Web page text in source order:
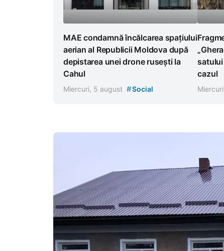
MAE condamnă încălcarea spațiului
aerian al Republicii Moldova după
depistarea unei drone rusești la
Cahul
Miercuri, 5 august #Social
cazul